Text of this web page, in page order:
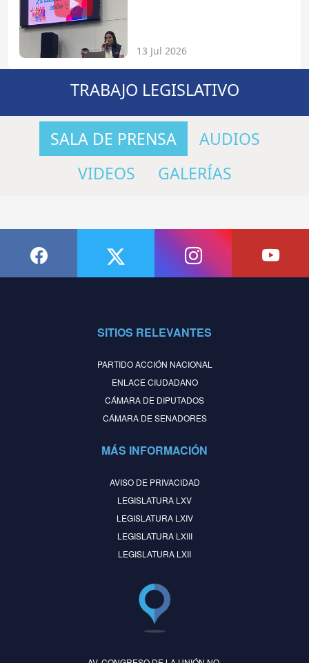
13 Jul 2026
TRABAJO LEGISLATIVO
SALA DE PRENSA
AUDIOS
VIDEOS
GALERÍAS
SITIOS RELEVANTES
PARTIDO ACCIÓN NACIONAL
ENLACE CIUDADANO
CÁMARA DE DIPUTADOS
CÁMARA DE SENADORES
MÁS INFORMACIÓN
AVISO DE PRIVACIDAD
LEGISLATURA LXV
LEGISLATURA LXIV
LEGISLATURA LXIII
LEGISLATURA LXII